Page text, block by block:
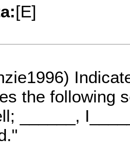
[E]
the following
______,